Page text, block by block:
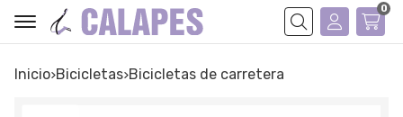
Buscar
0
Inicio bicicletas bicicletas de carretera